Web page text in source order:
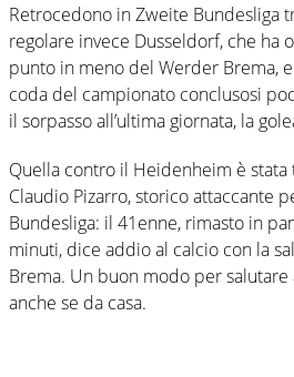
Retrocedono in Zweite Bundesliga
regolare invece Dusseldorf, che ha
punto in meno del Werder Brema,
coda del campionato conclusosi
il sorpasso all’ultima giornata, la
Quella contro il Heidenheim è stata
Claudio Pizarro, storico attaccante
Bundesliga: il 41enne, rimasto in
minuti, dice addio al calcio con la
Brema. Un buon modo per
anche se da casa.